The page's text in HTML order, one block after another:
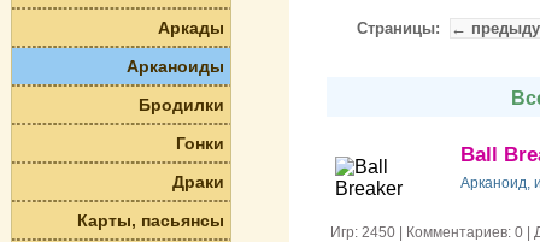
Аркады
Арканоиды
Бродилки
Гонки
Драки
Карты, пасьянсы
Страницы: ←
Ball
Арканоид,
Игр: 2450 | Комментариев: 0